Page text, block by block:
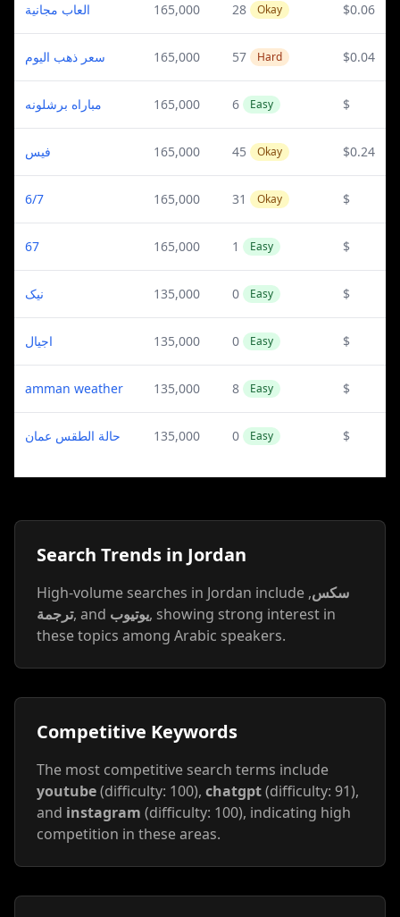
العاب مجانية 165,000 28 Okay $0.06
سعر ذهب اليوم 165,000 57 Hard $0.04
مباراه برشلونه 165,000 6 Easy $
فيس 165,000 45 Okay $0.24
6/7 165,000 31 Okay $
67 165,000 1 Easy $
نیک 135,000 0 Easy $
اجيال 135,000 0 Easy $
amman weather 135,000 8 Easy $
حالة الطقس عمان 135,000 0 Easy $
Search Trends in Jordan
High-volume searches in Jordan include سكس,
ترجمة, and يوتيوب, showing strong interest in
these topics among Arabic speakers.
Competitive Keywords
The most competitive search terms include
youtube(difficulty: 100), chatgpt(difficulty: 91),
and instagram (difficulty: 100), indicating high
competition in these areas.